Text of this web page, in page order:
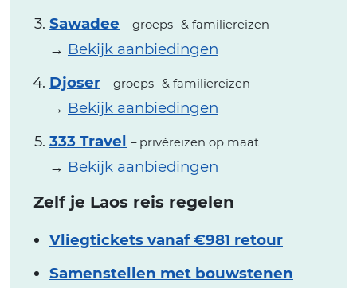
Sawadee – groeps- & familiereizen
→ Bekijk aanbiedingen
Djoser – groeps- & familiereizen
→ Bekijk aanbiedingen
333 Travel – privéreizen op maat
→ Bekijk aanbiedingen
Zelf je Laos reis regelen
Vliegtickets vanaf €981 retour
Samenstellen met bouwstenen